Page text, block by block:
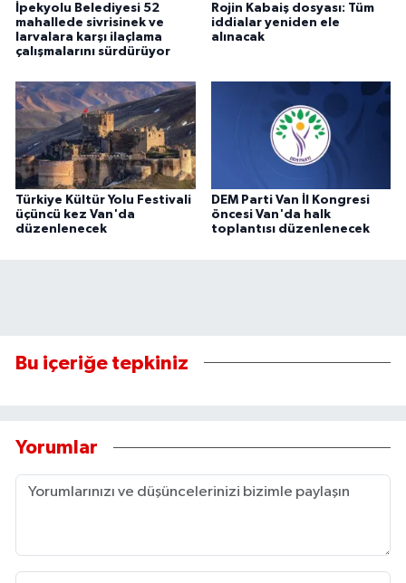
İpekyolu Belediyesi 52
mahallede sivrisinek ve
larvalara karşı ilaçlama
çalışmalarını sürdürüyor
Rojin Kabaiş dosyası: Tüm
iddialar yeniden ele
alınacak
Türkiye Kültür Yolu Festivali
üçüncü kez Van'da
düzenlenecek
DEM Parti Van İl Kongresi
öncesi Van'da halk
toplantısı düzenlenecek
Bu içeriğe tepkiniz
Yorumlar